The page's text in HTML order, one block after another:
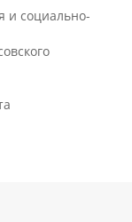
и социально-